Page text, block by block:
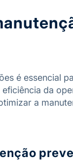
é essencial
da
a